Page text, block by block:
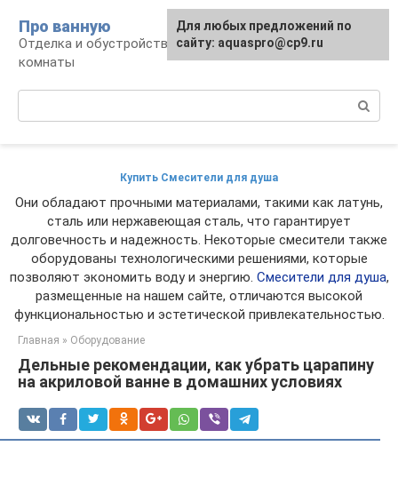
контенту
Про ванную
Отделка и обустройство современной ванной
комнаты
Купить Смесители для душа
Они обладают прочными материалами, такими как латунь,
сталь или нержавеющая сталь, что гарантирует
долговечность и надежность. Некоторые смесители также
оборудованы технологическими решениями, которые
позволяют экономить воду и энергию. Смесители для душа,
размещенные на нашем сайте, отличаются высокой
функциональностью и эстетической привлекательностью.
Главная » Оборудование
Дельные рекомендации, как убрать царапину
на акриловой ванне в домашних условиях
Для любых предложений по
сайту: aquaspro@cp9.ru